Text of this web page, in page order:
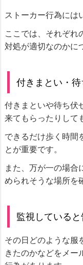
ストーカー行為には
ここでは、それぞれ
対処が適切なのかに
付きまとい・
付きまといや待ち伏
来てもらったりして
できるだけ歩く時間
とが重要です。
また、万が一の場合
められそうな場所を
監視している
その日どのような服
きたのかなどをメー